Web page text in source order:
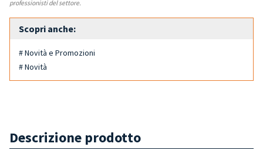
professionisti del settore.
Scopri anche:
# Novità e Promozioni
# Novità
Descrizione prodotto